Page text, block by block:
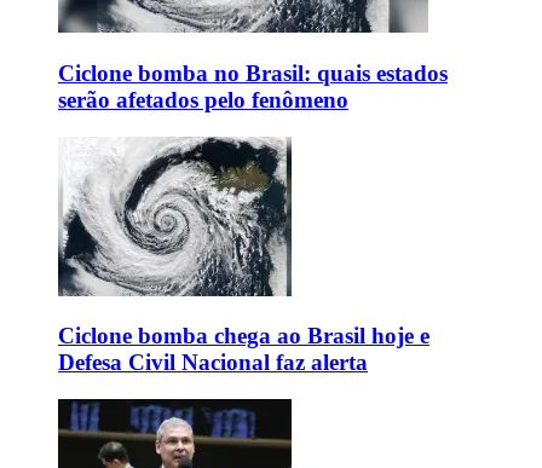
Ciclone bomba no Brasil: quais estados
serão afetados pelo fenômeno
Ciclone bomba chega ao Brasil hoje e
Defesa Civil Nacional faz alerta